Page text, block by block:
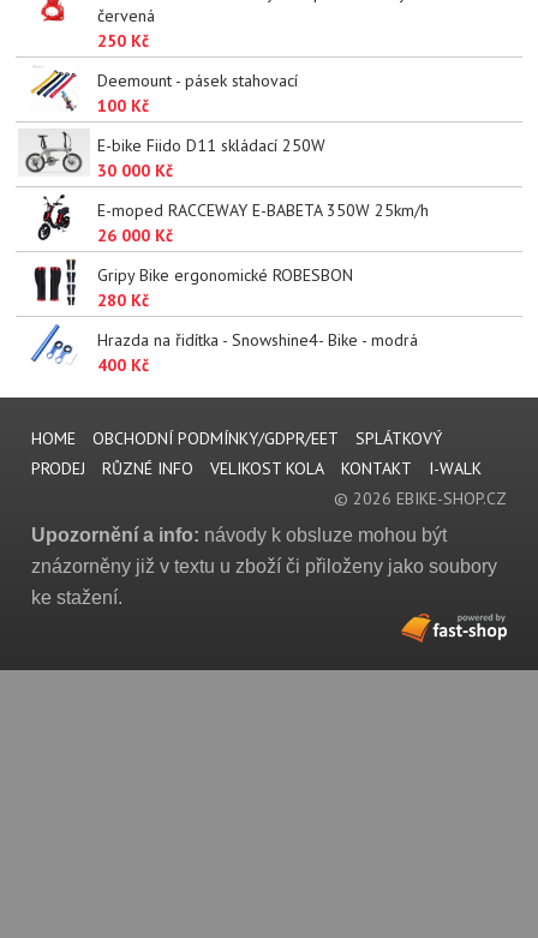
červená
250 Kč
Deemount - pásek stahovací
100 Kč
E-bike Fiido D11 skládací 250W
30 000 Kč
E-moped RACCEWAY E-BABETA 350W 25km/h
26 000 Kč
Gripy Bike ergonomické ROBESBON
280 Kč
Hrazda na řidítka - Snowshine4- Bike - modrá
400 Kč
HOME OBCHODNÍ PODMÍNKY/GDPR/EET
SPLÁTKOVÝ
PRODEJ
RŮZNÉ INFO VELIKOST KOLA KONTAKT
I-WALK
© 2026 EBIKE-SHOP.CZ
Upozornění a info: návody k obsluze mohou být
znázorněny již v textu u zboží či přiloženy jako soubory
ke stažení.